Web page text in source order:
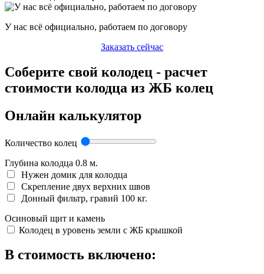
У нас всё официально, работаем по договору
Заказать сейчас
Соберите свой колодец - расчет
стоимости колодца из ЖБ колец
Онлайн калькулятор
Количество колец
Глубина колодца 0.8 м.
Нужен домик для колодца
Скрепление двух верхних швов
Донный фильтр, гравий 100 кг.
Осиновый щит и камень
Колодец в уровень земли с ЖБ крышкой
В стоимость включено: